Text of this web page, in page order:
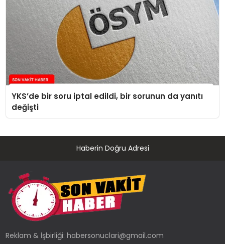
YKS’de bir soru iptal edildi, bir sorunun da yanıtı
değişti
Haberin Doğru Adresi
Reklam & İşbirliği:habersonuclari@gmail.com